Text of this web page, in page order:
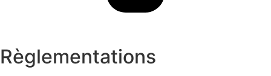
Règlementations